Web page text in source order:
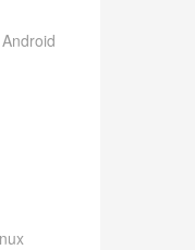
Android